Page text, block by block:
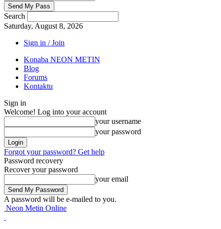
Search
Saturday, August 8, 2026
Sign in / Join
Konaba NEON METIN
Blog
Forums
Kontaktu
Sign in
Welcome! Log into your account
your username
your password
Forgot your password? Get help
Password recovery
Recover your password
your email
A password will be e-mailed to you.
Neon Metin Online